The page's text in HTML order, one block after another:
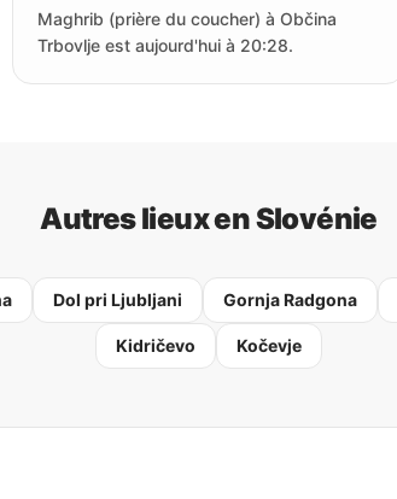
Maghrib (prière du coucher) à Občina
Trbovlje est aujourd'hui à 20:28.
Autres lieux en Slovénie
Dol pri Ljubljani Gornja Radgona
Kidričevo Kočevje